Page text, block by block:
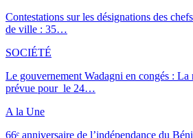
Contestations sur les désignations des
de ville : 35…
SOCIÉTÉ
Le gouvernement Wadagni en congés : La
prévue pour le 24…
A la Une
66ᵉ anniversaire de l’indépendance du